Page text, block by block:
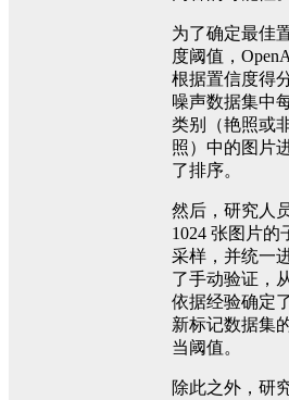
为了确定最佳
度阈值，
根据置信度得
噪声数据集中
类别（艳照或
照）中的图片
了排序。
然后，研究人
1024 张图片的
采样，并统一
了手动验证，
依据经验确定
新标记数据集
当阈值。
除此之外，研